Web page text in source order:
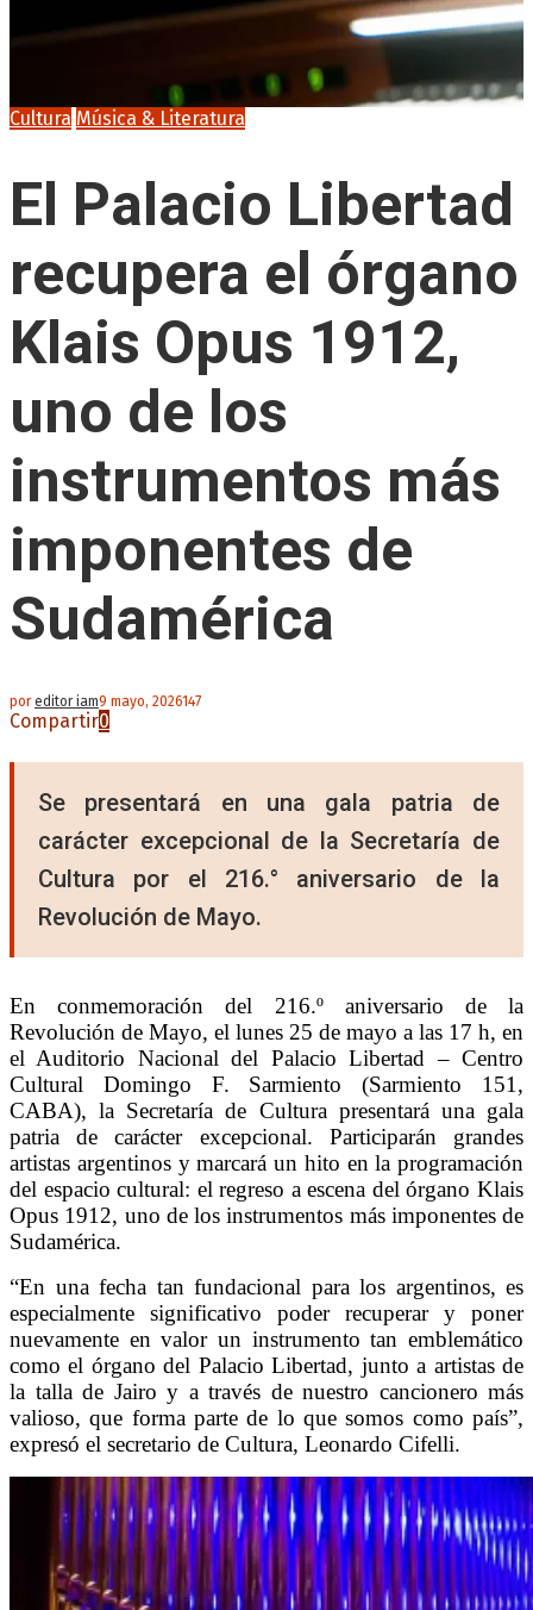
Cultura Música & Literatura
El Palacio Libertad
recupera el órgano
Klais Opus 1912,
uno de los
instrumentos más
imponentes de
Sudamérica
poreditor iam9 mayo, 2026147
Compartir0
Se presentará en una gala patria de
carácter excepcional de la Secretaría de
Cultura por el 216.° aniversario de la
Revolución de Mayo.
En conmemoración del 216.º aniversario de la
Revolución de Mayo, el lunes 25 de mayo a las 17 h, en
el Auditorio Nacional del Palacio Libertad – Centro
Cultural Domingo F. Sarmiento (Sarmiento 151,
CABA), la Secretaría de Cultura presentará una gala
patria de carácter excepcional. Participarán grandes
artistas argentinos y marcará un hito en la programación
del espacio cultural: el regreso a escena del órgano Klais
Opus 1912, uno de los instrumentos más imponentes de
Sudamérica.
“En una fecha tan fundacional para los argentinos, es
especialmente significativo poder recuperar y poner
nuevamente en valor un instrumento tan emblemático
como el órgano del Palacio Libertad, junto a artistas de
la talla de Jairo y a través de nuestro cancionero más
valioso, que forma parte de lo que somos como país”,
expresó el secretario de Cultura, Leonardo Cifelli.